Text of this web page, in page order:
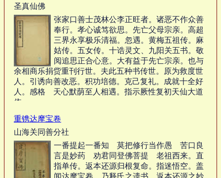
圣真仙佛
张家口善士茂林公李正旺者。诸恶不作众善
奉行。孝心诚笃欲思。先亡父母宗亲。高超
三界永享极乐清福。忽遇。黄梅五祖传。麻
姑传。五女传。十诰灵文、九阳关五书。敬
阅追思正合心意。大有益于先亡宗亲。也与
余相商乐捐赀重刊行世。夫此五种书传世。原为救度世
人。引诱向善改恶。积功培德。克己复礼。成就十全好
人。感格 天心默荫至人相遇。指示厥性复初天仙大道
依。…
重镌达摩宝卷
山海关同善分社
一番提起一番知 莫把修行当作愚 苦口良
言是妙药 劝君同登佛菩提 老祖西来。直
指单传。返本还源归根复命。指迷悟空。盖
闻达摩宝卷。乃释氏之遗书。返本还源之妙